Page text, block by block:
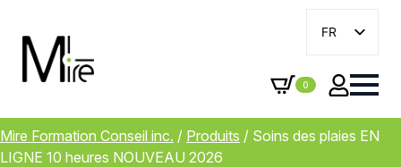
FR
EN
0
Mire Formation Conseil inc. / Produits / Soins des plaies EN
LIGNE 10 heures NOUVEAU 2026